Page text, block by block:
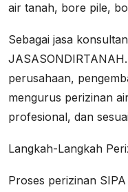
air tanah, bore pile,
Sebagai jasa
perusahaan,
mengurus perizinan
profesional, dan
Langkah-Langkah
Proses perizinan